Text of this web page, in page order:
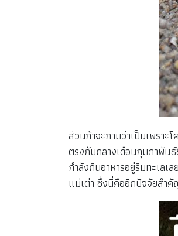
ส่วนถ้าจะถามว่าเป็นเพรา
ตรงกับกลางเดือนกุมภาพัน
กำลังกินอาหารอยู่ริมทะเล
แม่เต่า ซึ่งนี่คืออีกปัจจัยสำ